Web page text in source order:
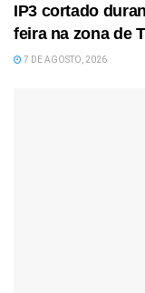
IP3 cortado
feira na zona de
7 DE AGOSTO, 2026